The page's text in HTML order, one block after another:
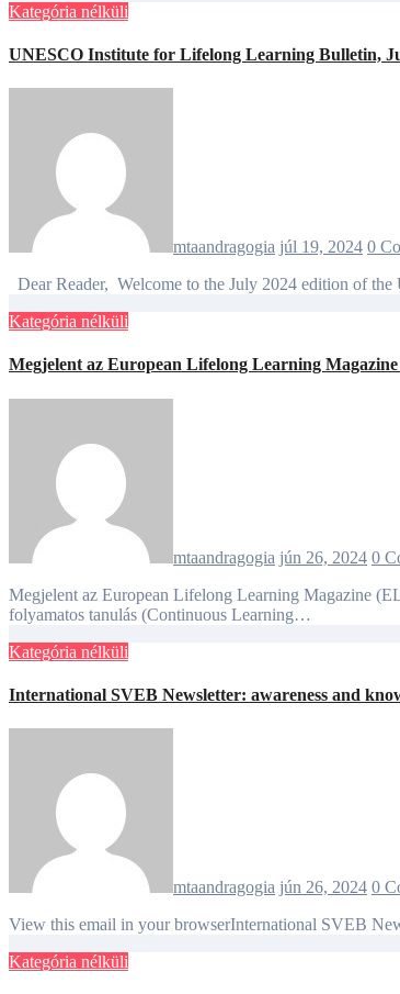
Kategória nélküli
UNESCO Institute for Lifelong Learning Bulletin,
mtaandragogia júl 19, 2024 0
Dear Reader, Welcome to the July 2024 edition of
Kategória nélküli
Megjelent az European Lifelong Learning
mtaandragogia jún 26, 2024 0
Megjelent az European Lifelong Learning Magazine (ELM) 06/2024. júniusi hírlevele, melyben érdekes hírekre hívják fel figyelmünket: olvashatnak a felnőttek tanulása, oktatása és az ún. folyamatos képzések,
folyamatos tanulás (Continuous Learning…
Kategória nélküli
International SVEB Newsletter: awareness and
mtaandragogia jún 26, 2024 0
View this email in your browserInternational SVEB
Kategória nélküli